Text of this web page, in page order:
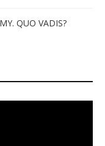
QUO VADIS?